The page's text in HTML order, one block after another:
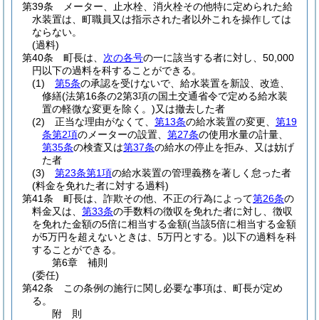
第39条
メーター、止水栓、消火栓その他特に定められた給
水装置は、町職員又は指示された者以外これを操作しては
ならない。
(過料)
第40条
町長は、 次の各号の一に該当する者に対し、50,000
円以下の過料を科することができる。
(1)
第5条の承認を受けないで、給水装置を新設、改造、
修繕(法第16条の2第3項の国土交通省令で定める給水装
置の軽微な変更を除く。)又は撤去した者
(2)
正当な理由がなくて、 第13条の給水装置の変更、 第19
条第2項のメーターの設置、 第27条の使用水量の計量、
第35条の検査又は第37条の給水の停止を拒み、又は妨げ
た者
(3)
第23条第1項の給水装置の管理義務を著しく怠った者
(料金を免れた者に対する過料)
第41条
町長は、詐欺その他、不正の行為によって第26条の
料金又は、 第33条の手数料の徴収を免れた者に対し、徴収
を免れた金額の5倍に相当する金額(当該5倍に相当する金額
が5万円を超えないときは、5万円とする。)以下の過料を科
することができる。
第6章
補則
(委任)
第42条
この条例の施行に関し必要な事項は、町長が定め
る。
附 則